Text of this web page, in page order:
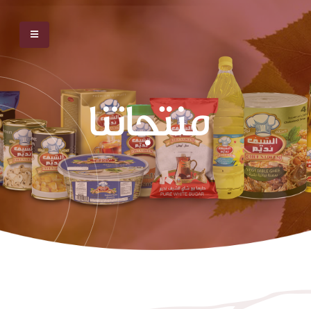
منتجاتنا